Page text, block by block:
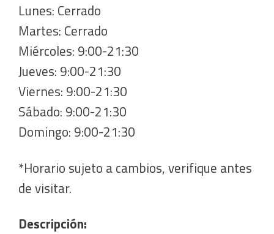
Lunes: Cerrado
Martes: Cerrado
Miércoles: 9:00-21:30
Jueves: 9:00-21:30
Viernes: 9:00-21:30
Sábado: 9:00-21:30
Domingo: 9:00-21:30
*Horario sujeto a cambios, verifique antes
de visitar.
Descripción: